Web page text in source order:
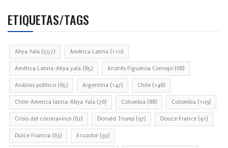
ETIQUETAS/TAGS
Abya Yala (557) América Latina (110)
América Latina-Abya yala (85) Andrés Figueroa Cornejo (68)
Análisis político (65) Argentina (147) Chile (146)
Chile-America latina-Abya Yala (76) Colombia (88) Colombia (109)
Crisis del coronavirus (62) Donald Trump (97) Douce France (91)
Dulce Francia (63) Ecuador (93)